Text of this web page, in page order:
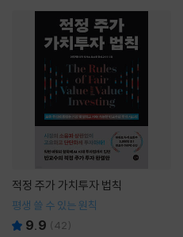
적정 주가 가치투자 법칙
평생 쓸 수 있는 원칙
9.9 (42)